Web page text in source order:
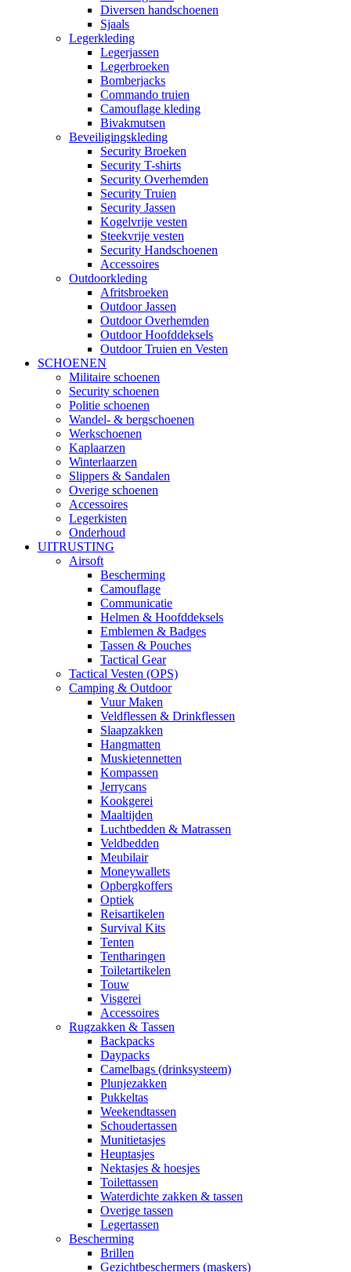
Diversen handschoenen
Sjaals
Legerkleding
Legerjassen
Legerbroeken
Bomberjacks
Commando truien
Camouflage kleding
Bivakmutsen
Beveiligingskleding
Security Broeken
Security T-shirts
Security Overhemden
Security Truien
Security Jassen
Kogelvrije vesten
Steekvrije vesten
Security Handschoenen
Accessoires
Outdoorkleding
Afritsbroeken
Outdoor Jassen
Outdoor Overhemden
Outdoor Hoofddeksels
Outdoor Truien en Vesten
SCHOENEN
Militaire schoenen
Security schoenen
Politie schoenen
Wandel- & bergschoenen
Werkschoenen
Kaplaarzen
Winterlaarzen
Slippers & Sandalen
Overige schoenen
Accessoires
Legerkisten
Onderhoud
UITRUSTING
Airsoft
Bescherming
Camouflage
Communicatie
Helmen & Hoofddeksels
Emblemen & Badges
Tassen & Pouches
Tactical Gear
Tactical Vesten (OPS)
Camping & Outdoor
Vuur Maken
Veldflessen & Drinkflessen
Slaapzakken
Hangmatten
Muskietennetten
Kompassen
Jerrycans
Kookgerei
Maaltijden
Luchtbedden & Matrassen
Veldbedden
Meubilair
Moneywallets
Opbergkoffers
Optiek
Reisartikelen
Survival Kits
Tenten
Tentharingen
Toiletartikelen
Touw
Visgerei
Accessoires
Rugzakken & Tassen
Backpacks
Daypacks
Camelbags (drinksysteem)
Plunjezakken
Pukkeltas
Weekendtassen
Schoudertassen
Munitietasjes
Heuptasjes
Nektasjes & hoesjes
Toilettassen
Waterdichte zakken & tassen
Overige tassen
Legertassen
Bescherming
Brillen
Gezichtbeschermers (maskers)